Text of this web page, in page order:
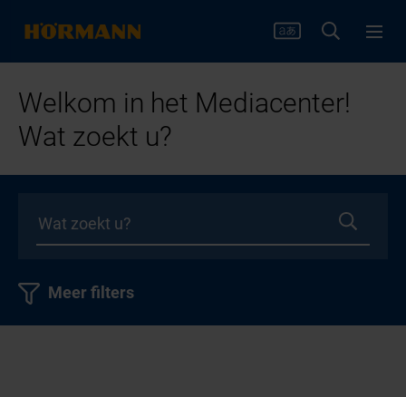
Welkom in het Mediacenter!
Wat zoekt u?
Meer filters